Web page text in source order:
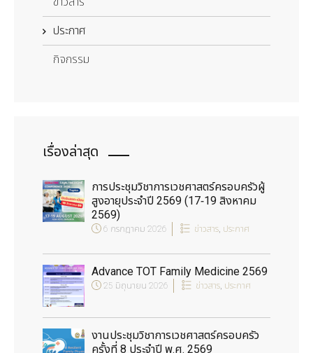
ประกาศ
กิจกรรม
เรื่องล่าสุด
การประชุมวิชาการเวชศาสตร์ครอบครัวผู้
สูงอายุประจำปี 2569 (17-19 สิงหาคม
2569)
6 กรกฎาคม 2026 ข่าวสาร, ประกาศ
Advance TOT Family Medicine 2569
25 มิถุนายน 2026 ข่าวสาร, ประกาศ
งานประชุมวิชาการเวชศาสตร์ครอบครัว
ครั้งที่ 8 ประจำปี พ.ศ. 2569